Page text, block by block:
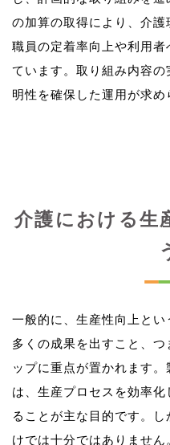
の加算の取得により、介護
職員の定着率向上や利用
ています。取り組み内容
介護における生
一般的に、生産性向上と
多くの成果を出すこと、
ップに重点が置かれます
は、生産プロセスを効率
ることが主な目的です。
けでは十分ではありません